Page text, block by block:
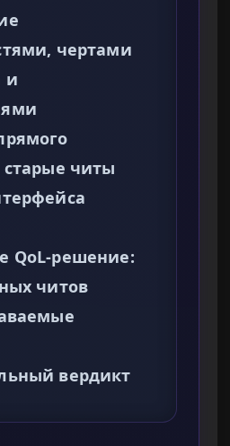
чертами
и
старые читы
QoL-решение:
читов
вердикт